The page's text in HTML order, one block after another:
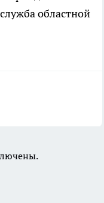
областной